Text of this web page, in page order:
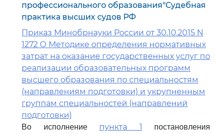
профессионального образования"Судебная
практика высших судов РФ
Приказ Минобрнауки России от 30.10.2015 N
1272 О Методике определения нормативных
затрат на оказание государственных услуг по
реализации образовательных программ
высшего образования по специальностям
(направлениям подготовки) и укрупненным
группам специальностей (направлений
подготовки)
Во исполнение пункта 1 постановления